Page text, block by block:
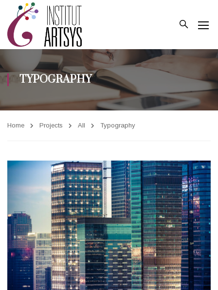
TYPOGRAPHY
Home Projects All Typography